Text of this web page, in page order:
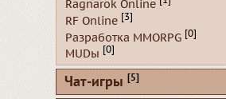
Ragnarok Online
RF Online [3]
Разработка MMORPG [0]
MUDы [0]
Чат-игры [5]